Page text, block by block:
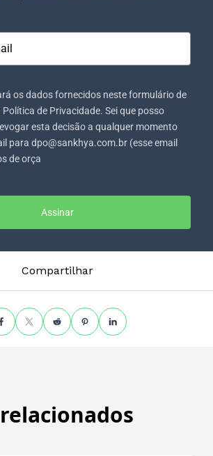
os dados fornecidos neste formulário de
de Privacidade. Sei que posso
esta decisão a qualquer momento
para dpo@sankhya.com.br (esse email
de orça
Assinar
Compartilhar